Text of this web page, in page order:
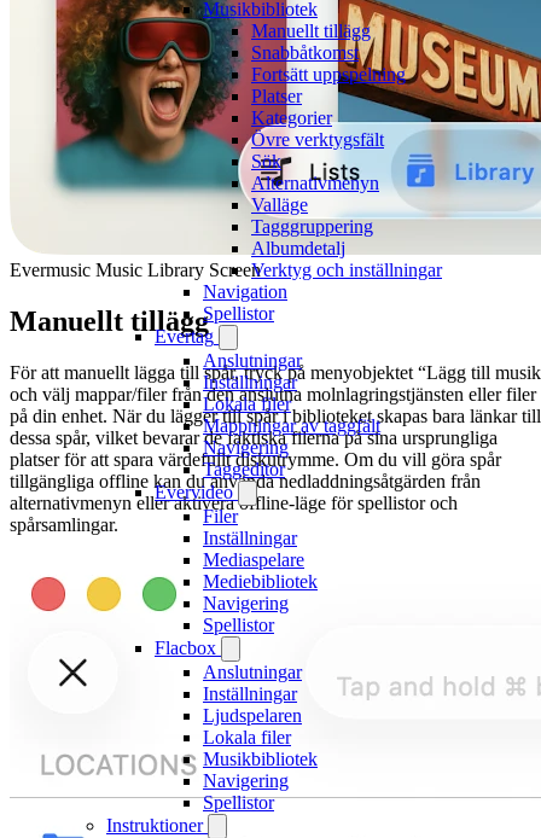
Musikbibliotek
Manuellt tillägg
Snabbåtkomst
Fortsätt uppspelning
Platser
Kategorier
Övre verktygsfält
Sök
Alternativmenyn
Valläge
Tagggruppering
Albumdetalj
Verktyg och inställningar
Navigation
Spellistor
Evertag
Anslutningar
Inställningar
Lokala filer
Mappningar av taggfält
Navigering
Taggeditor
Evervideo
Filer
Inställningar
Mediaspelare
Mediebibliotek
Navigering
Spellistor
Flacbox
Anslutningar
Inställningar
Ljudspelaren
Lokala filer
Musikbibliotek
Navigering
Spellistor
Instruktioner
Evermusic Music Library Screen
Manuellt tillägg
För att manuellt lägga till spår, tryck på menyobjektet “Lägg till
och välj mappar/filer från den anslutna molnlagringstjänsten eller filer
på din enhet. När du lägger till spår i biblioteket skapas bara länkar till
dessa spår, vilket bevarar de faktiska filerna på sina ursprungliga
platser för att spara värdefullt diskutrymme. Om du vill göra spår
tillgängliga offline kan du använda nedladdningsåtgärden från
alternativmenyn eller aktivera offline-läge för spellistor och
spårsamlingar.